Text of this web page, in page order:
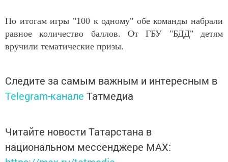
По итогам игры "100 к одному" обе команды набрали
равное количество баллов. От ГБУ "БДД" детям
вручили тематические призы.
Следите за самым важным и интересным в
Telegram-канале Татмедиа
Читайте новости Татарстана в
национальном мессенджере MАХ: